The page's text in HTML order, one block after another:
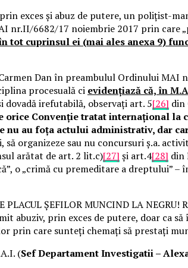
exces și abuz de putere, un polițist-
nr.II/6682/17 noiembrie 2017 prin
tot cuprinsul ei (mai ales anexa 9)
Dan în preambulul Ordinului MAI
procesuală ci evidențiază că, în
dovadă irefutabilă, observați art. 5[26] din
Convenție tratat internațional
nu au foța actului administrativ, dar
organizeze sau nu concursuri ș.a.
arătat de art. 2 lit.c)[27] și art.4[28] din
o „crimă cu premeditare a dreptului” –
ȘEFILOR MUNCIND LA
abuziv, prin exces de putere, doar ca
prin care sunteți chemați să prestați
(Sef Departament Investigatii –